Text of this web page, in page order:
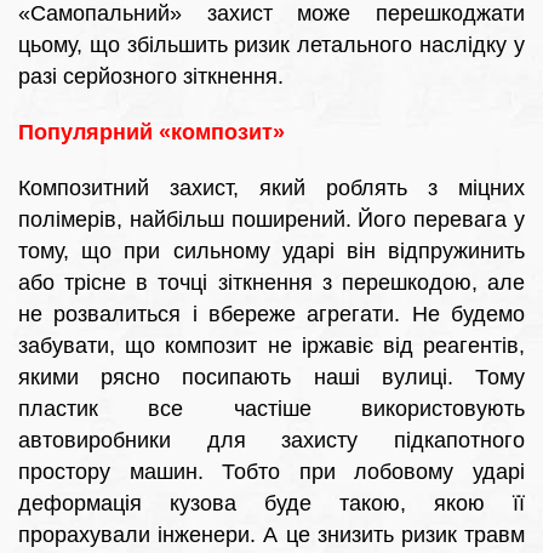
«Самопальний» захист може перешкоджати
цьому, що збільшить ризик летального наслідку у
разі серйозного зіткнення.
Популярний «композит»
Композитний захист, який роблять з міцних
полімерів, найбільш поширений. Його перевага у
тому, що при сильному ударі він відпружинить
або трісне в точці зіткнення з перешкодою, але
не розвалиться і вбереже агрегати. Не будемо
забувати, що композит не іржавіє від реагентів,
якими рясно посипають наші вулиці. Тому
пластик все частіше використовують
автовиробники для захисту підкапотного
простору машин. Тобто при лобовому ударі
деформація кузова буде такою, якою її
прорахували інженери. А це знизить ризик травм